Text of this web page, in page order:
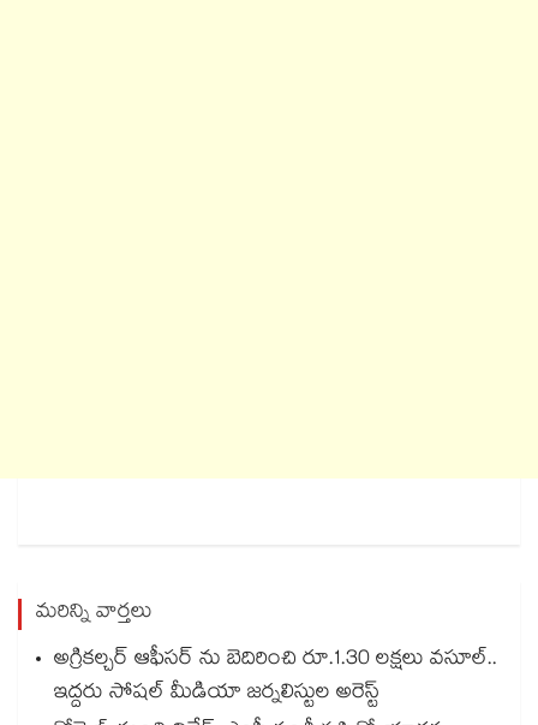
మరిన్ని వార్తలు
అగ్రికల్చర్ ఆఫీసర్‌‌‌‌ ను బెదిరించి రూ.1.30 లక్షలు వసూల్‌‌..
ఇద్దరు సోషల్ మీడియా జర్నలిస్టుల అరెస్ట్